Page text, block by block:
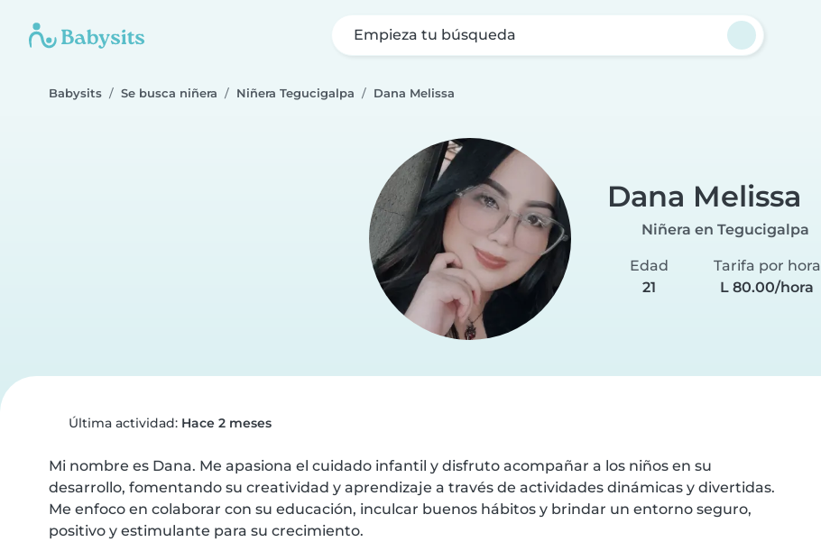
Empieza tu búsqueda
Babysits Se busca niñera Niñera Tegucigalpa Dana Melissa
Dana Melissa
Niñera en Tegucigalpa
Edad
21
Tarifa por hora
L 80.00/hora
Última actividad: Hace 2 meses
Mi nombre es Dana. Me apasiona el cuidado infantil y disfruto acompañar a los niños en su
desarrollo, fomentando su creatividad y aprendizaje a través de actividades dinámicas y divertidas.
Me enfoco en colaborar con su educación, inculcar buenos hábitos y brindar un entorno seguro,
positivo y estimulante para su crecimiento.